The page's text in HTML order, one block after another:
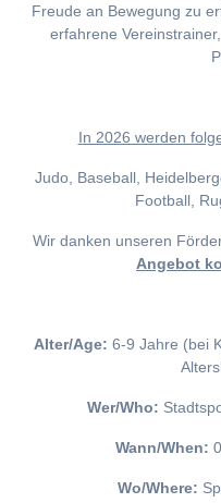
Freude an Bewegung zu
erfahrene
In 2026 werden
Judo, Baseball,
Football,
Wir danken unseren
Angebot
Alter/Age: 6-9 Jahre (bei
Wer/Who:
Wann/When:
Wo/Where: